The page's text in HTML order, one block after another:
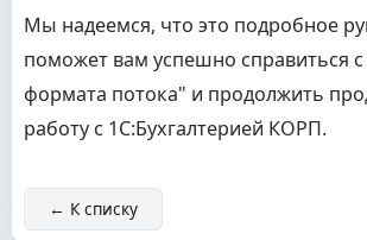
Мы надеемся, что это подробное
поможет вам успешно справиться
формата потока" и продолжить
работу с 1С:Бухгалтерией КОРП.
← К списку